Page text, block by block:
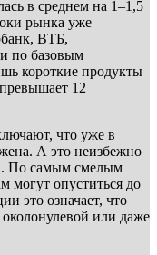
в среднем на 1–1,5
рынка уже
ВТБ,
по базовым
короткие продукты
12
что уже в
А это неизбежно
По самым смелым
могут опуститься до
это означает, что
околонулевой или даже